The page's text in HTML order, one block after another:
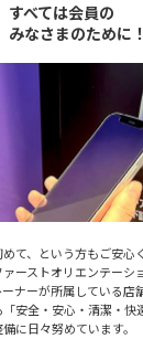
すべては会員の
みなさまのために！
て、という方もご安心
ーストオリエンテーシ
ナーが所属している店
安全・安心・清潔・快
に日々努めています。